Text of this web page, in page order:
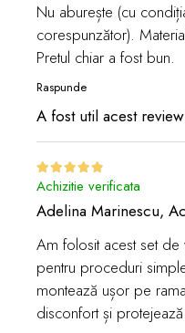
Nu aburește (cu
corespunzător).
Pretul chiar a fost bun.
Raspunde
A fost util acest
Achizitie verificata
Adelina Marinescu,
Am folosit acest set
pentru proceduri
montează ușor pe
disconfort și